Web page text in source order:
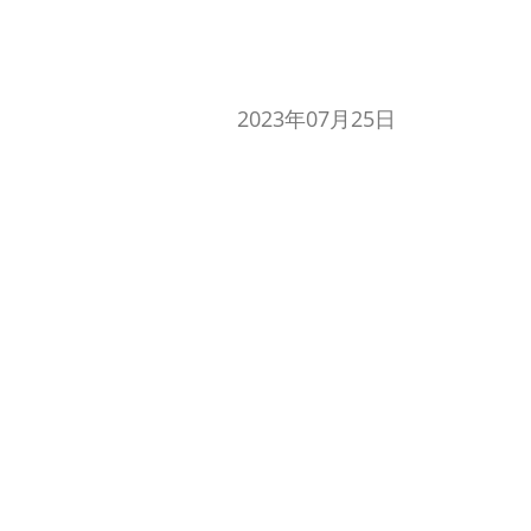
2023年07月25日